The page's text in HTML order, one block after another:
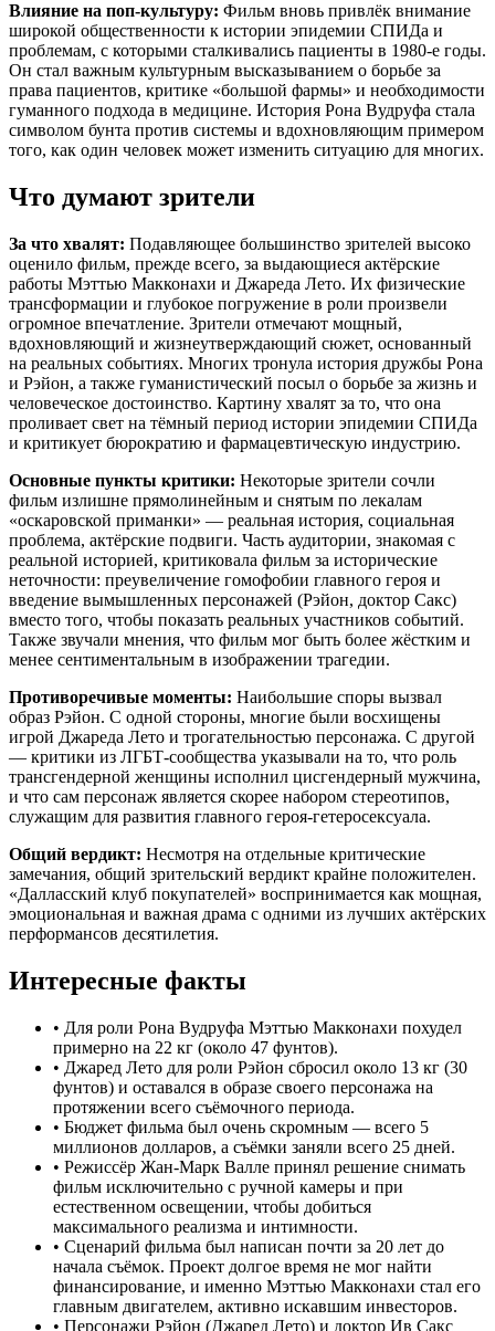
Влияние на поп-культуру: Фильм вновь привлёк внимание
широкой общественности к истории эпидемии СПИДа и
проблемам, с которыми сталкивались пациенты в 1980-е годы.
Он стал важным культурным высказыванием о борьбе за
права пациентов, критике «большой фармы» и необходимости
гуманного подхода в медицине. История Рона Вудруфа стала
символом бунта против системы и вдохновляющим примером
того, как один человек может изменить ситуацию для многих.
Что думают зрители
За что хвалят: Подавляющее большинство зрителей высоко
оценило фильм, прежде всего, за выдающиеся актёрские
работы Мэттью Макконахи и Джареда Лето. Их физические
трансформации и глубокое погружение в роли произвели
огромное впечатление. Зрители отмечают мощный,
вдохновляющий и жизнеутверждающий сюжет, основанный
на реальных событиях. Многих тронула история дружбы Рона
и Рэйон, а также гуманистический посыл о борьбе за жизнь и
человеческое достоинство. Картину хвалят за то, что она
проливает свет на тёмный период истории эпидемии СПИДа
и критикует бюрократию и фармацевтическую индустрию.
Основные пункты критики: Некоторые зрители сочли
фильм излишне прямолинейным и снятым по лекалам
«оскаровской приманки» — реальная история, социальная
проблема, актёрские подвиги. Часть аудитории, знакомая с
реальной историей, критиковала фильм за исторические
неточности: преувеличение гомофобии главного героя и
введение вымышленных персонажей (Рэйон, доктор Сакс)
вместо того, чтобы показать реальных участников событий.
Также звучали мнения, что фильм мог быть более жёстким и
менее сентиментальным в изображении трагедии.
Противоречивые моменты: Наибольшие споры вызвал
образ Рэйон. С одной стороны, многие были восхищены
игрой Джареда Лето и трогательностью персонажа. С другой
— критики из ЛГБТ-сообщества указывали на то, что роль
трансгендерной женщины исполнил цисгендерный мужчина,
и что сам персонаж является скорее набором стереотипов,
служащим для развития главного героя-гетеросексуала.
Общий вердикт: Несмотря на отдельные критические
замечания, общий зрительский вердикт крайне положителен.
«Далласский клуб покупателей» воспринимается как мощная,
эмоциональная и важная драма с одними из лучших актёрских
перформансов десятилетия.
Интересные факты
• Для роли Рона Вудруфа Мэттью Макконахи похудел
примерно на 22 кг (около 47 фунтов).
• Джаред Лето для роли Рэйон сбросил около 13 кг (30
фунтов) и оставался в образе своего персонажа на
протяжении всего съёмочного периода.
• Бюджет фильма был очень скромным — всего 5
миллионов долларов, а съёмки заняли всего 25 дней.
• Режиссёр Жан-Марк Валле принял решение снимать
фильм исключительно с ручной камеры и при
естественном освещении, чтобы добиться
максимального реализма и интимности.
• Сценарий фильма был написан почти за 20 лет до
начала съёмок. Проект долгое время не мог найти
финансирование, и именно Мэттью Макконахи стал его
главным двигателем, активно искавшим инвесторов.
• Персонажи Рэйон (Джаред Лето) и доктор Ив Сакс